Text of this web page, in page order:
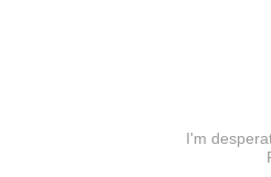
I'm